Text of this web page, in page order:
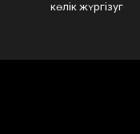
көлік жүргізуге